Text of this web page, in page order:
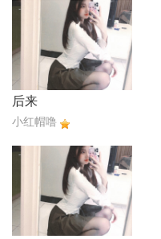
后来
小红帽噜